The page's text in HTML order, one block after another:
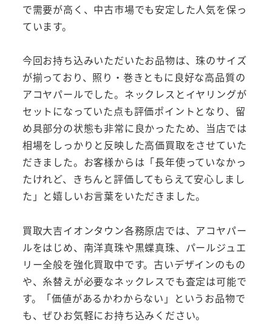
で需要が高く、中古市場でも安定した人気を保っ
ています。
今回お持ち込みいただいたお品物は、珠のサイズ
が揃っており、照り・巻きともに良好な高品質の
アコヤパールでした。ネックレスとイヤリングが
セットになっていた点も評価ポイントとなり、留
め具部分の状態も非常に良かったため、当店では
相場をしっかりと反映した高価買取をさせていた
だきました。お客様からは「長年使っていなかっ
たけれど、きちんと評価してもらえて安心しまし
た」と嬉しいお言葉をいただきました。
買取大吉イオンタウン各務原店では、アコヤパー
ルをはじめ、南洋真珠や黒蝶真珠、パールジュエ
リー全般を強化買取中です。古いデザインのもの
や、糸替えが必要なネックレスでも査定は可能で
す。「価値があるかわからない」というお品物で
も、ぜひお気軽にお持ち込みください。